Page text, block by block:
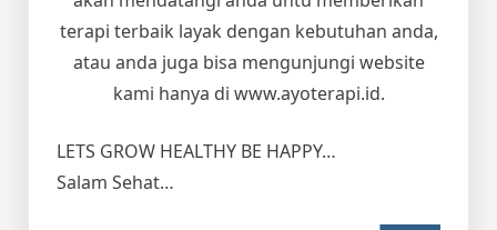
terapi terbaik layak dengan kebutuhan anda,
atau anda juga bisa mengunjungi website
kami hanya di www.ayoterapi.id.
LETS GROW HEALTHY BE HAPPY…
Salam Sehat…